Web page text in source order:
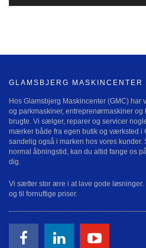
GLAMSBJERG MASKINCENTER
Hos Glamsbjerg Maskincenter (GMC) har
og parkmaskiner, entreprenørmaskiner
brugte. Vi sælger, reparer og servicer
mærker både fra egen butik og værksted i
sandelig også i marken hos vores kunder.
normal åbningstid, kan du altid fange os
dig.
Vi sætter stor ære i at lave gode løsninger.
og til fornuftige priser.